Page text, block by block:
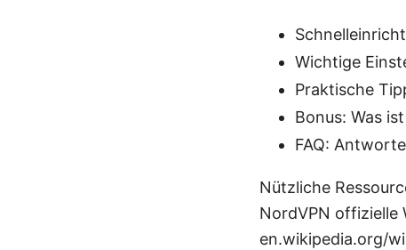
Wichtige
Praktische
Bonus: Was
FAQ:
Nützliche
NordVPN offizielle
en.wikipedia.org/